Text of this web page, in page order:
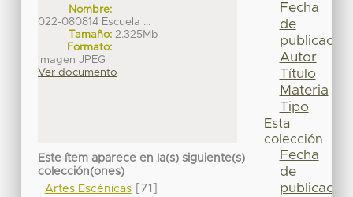
Nombre:
022-080814 Escuela ...
Tamaño: 2.325Mb
Formato:
imagen JPEG
Ver documento
Este ítem aparece en la(s) siguiente(s)
colección(ones)
Artes Escénicas[71]
Fecha
de
publicación
Autor
Título
Materia
Tipo
Esta
colección
Fecha
de
publicación